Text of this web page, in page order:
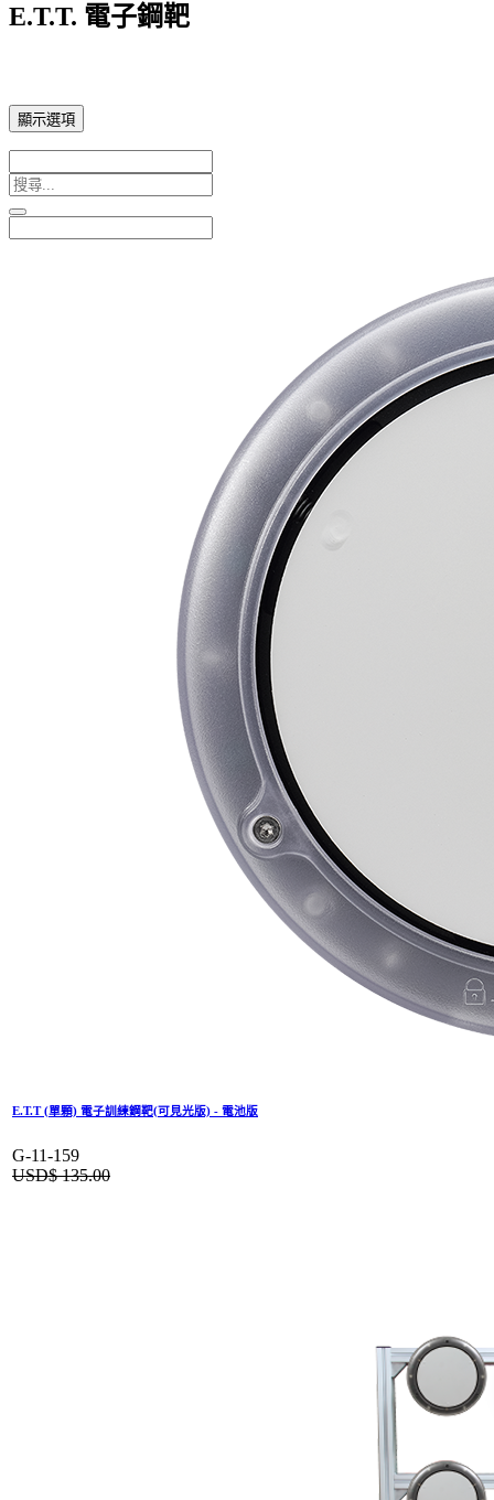
E.T.T. 電子鋼靶
顯示選項
E.T.T (單顆) 電子訓練鋼靶(可見光版) - 電池版
G-11-159
USD$135.00